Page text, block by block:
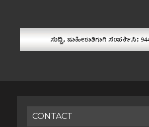
CONTACT